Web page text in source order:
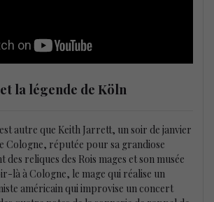
la légende de Köln
autre que Keith Jarrett, un soir de janvier
Cologne, réputée pour sa grandiose
reliques des Rois mages et son musée
là à Cologne, le mage qui réalise un
américain qui improvise un concert